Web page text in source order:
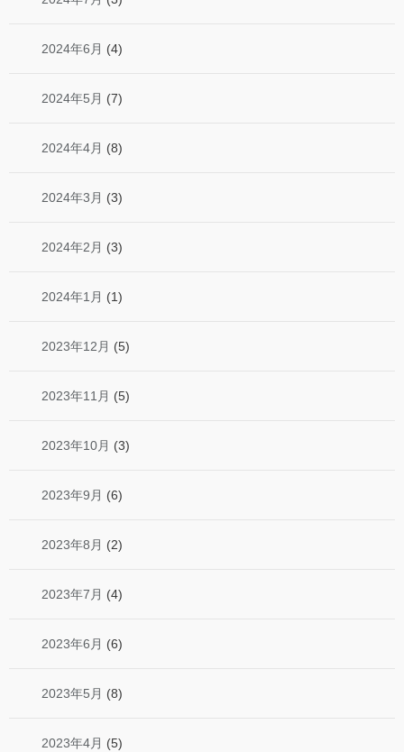
2024年6月 (4)
2024年5月 (7)
2024年4月 (8)
2024年3月 (3)
2024年2月 (3)
2024年1月 (1)
2023年12月 (5)
2023年11月 (5)
2023年10月 (3)
2023年9月 (6)
2023年8月 (2)
2023年7月 (4)
2023年6月 (6)
2023年5月 (8)
2023年4月 (5)